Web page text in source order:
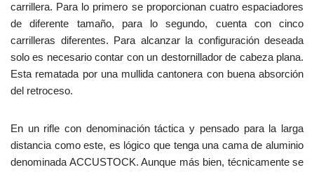
carrillera. Para lo primero se proporcionan cuatro espaciadores
de diferente tamaño, para lo segundo, cuenta con cinco
carrilleras diferentes. Para alcanzar la configuración deseada
solo es necesario contar con un destornillador de cabeza plana.
Esta rematada por una mullida cantonera con buena absorción
del retroceso.
En un rifle con denominación táctica y pensado para la larga
distancia como este, es lógico que tenga una cama de aluminio
denominada ACCUSTOCK. Aunque más bien, técnicamente se